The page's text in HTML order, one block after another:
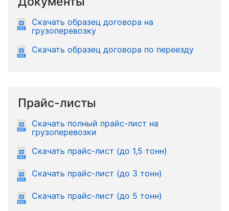
Скачать образец договора на
грузоперевозку
Скачать образец договора по переезду
Прайс-листы
Скачать полный прайс-лист на
грузоперевозки
Скачать прайс-лист (до 1,5 тонн)
Скачать прайс-лист (до 3 тонн)
Скачать прайс-лист (до 5 тонн)